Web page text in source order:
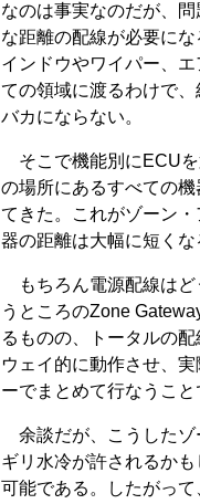
なのは事実なのだが、
な距離の配線が必要に
インドウやワイパー、
ての領域に渡るわけで
バカにならない。
そこで機能別にECUを
の場所にあるすべての
てきた。これがゾーン
器の距離は大幅に短くな
もちろん電源配線はど
うところのZone
るものの、トータルの
ウェイ的に動作させ、
ーでまとめて行なうこ
余談だが、こうしたゾ
ギリ水冷が許されるか
可能である。したがっ